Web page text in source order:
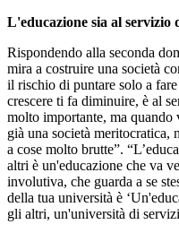
L'educazione sia al
Rispondendo alla seconda
mira a costruire una società
il rischio di puntare solo a
crescere ti fa diminuire, è al
molto importante, ma
già una società
a cose molto brutte”.
altri è un'educazione che va
involutiva, che guarda a se
della tua università è
gli altri, un'università di